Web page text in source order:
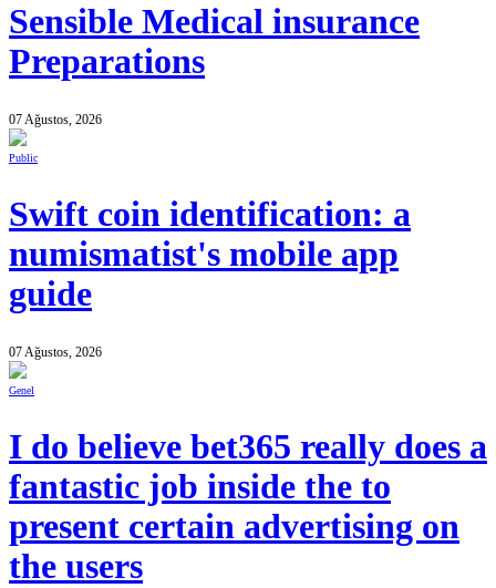
Sensible Medical insurance
Preparations
07 Ağustos, 2026
Public
Swift coin identification: a
numismatist's mobile app
guide
07 Ağustos, 2026
Genel
I do believe bet365 really does a
fantastic job inside the to
present certain advertising on
the users